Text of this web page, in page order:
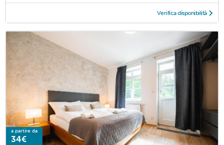
Verifica disponibilità
a partire da
34€